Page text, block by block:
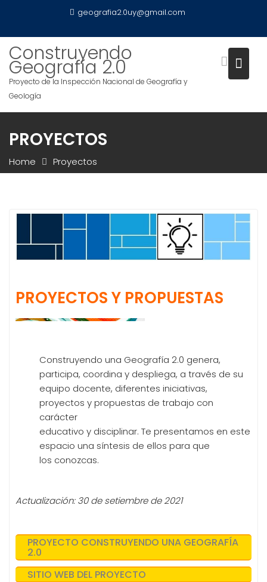
i
geografia2.0uy@gmail.com
Construyendo
Geografía 2.0
Proyecto de la Inspección Nacional de Geografía y
Geología
PROYECTOS
Home Proyectos
PROYECTOS Y PROPUESTAS
Construyendo una Geografía 2.0 genera,
participa, coordina y despliega, a través de su
equipo docente, diferentes iniciativas,
proyectos y propuestas de trabajo con
carácter
educativo y disciplinar. Te presentamos en este
espacio una síntesis de ellos para que
los conozcas.
Actualización: 30 de setiembre de 2021
PROYECTO CONSTRUYENDO UNA GEOGRAFÍA
2.0
SITIO WEB DEL PROYECTO